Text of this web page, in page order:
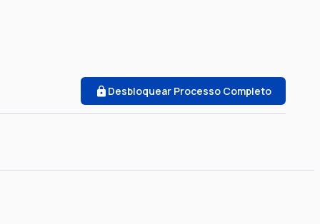
Desbloquear Processo Completo